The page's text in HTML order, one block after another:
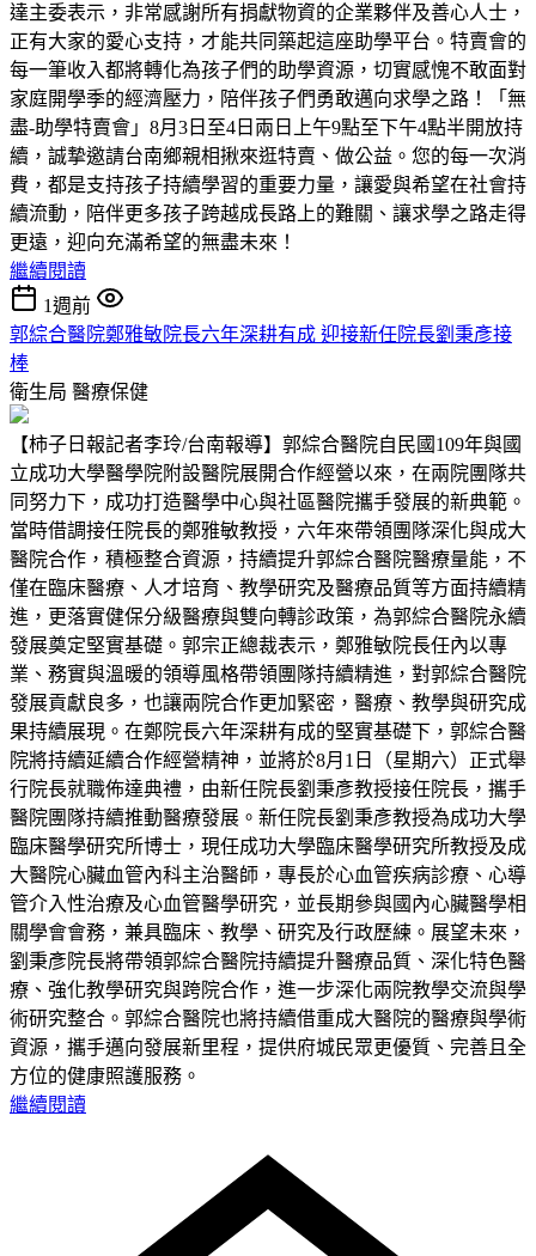
達主委表示，非常感謝所有捐獻物資的企業夥伴及善心人士，
正有大家的愛心支持，才能共同築起這座助學平台。特賣會的
每一筆收入都將轉化為孩子們的助學資源，切實感愧不敢面對
家庭開學季的經濟壓力，陪伴孩子們勇敢邁向求學之路！「無
盡-助學特賣會」8月3日至4日兩日上午9點至下午4點半開放持
續，誠摯邀請台南鄉親相揪來逛特賣、做公益。您的每一次消
費，都是支持孩子持續學習的重要力量，讓愛與希望在社會持
續流動，陪伴更多孩子跨越成長路上的難關、讓求學之路走得
更遠，迎向充滿希望的無盡未來！
繼續閱讀
1週前
郭綜合醫院鄭雅敏院長六年深耕有成 迎接新任院長劉秉彥接
棒
衛生局 醫療保健
【柿子日報記者李玲/台南報導】郭綜合醫院自民國109年與國
立成功大學醫學院附設醫院展開合作經營以來，在兩院團隊共
同努力下，成功打造醫學中心與社區醫院攜手發展的新典範。
當時借調接任院長的鄭雅敏教授，六年來帶領團隊深化與成大
醫院合作，積極整合資源，持續提升郭綜合醫院醫療量能，不
僅在臨床醫療、人才培育、教學研究及醫療品質等方面持續精
進，更落實健保分級醫療與雙向轉診政策，為郭綜合醫院永續
發展奠定堅實基礎。郭宗正總裁表示，鄭雅敏院長任內以專
業、務實與溫暖的領導風格帶領團隊持續精進，對郭綜合醫院
發展貢獻良多，也讓兩院合作更加緊密，醫療、教學與研究成
果持續展現。在鄭院長六年深耕有成的堅實基礎下，郭綜合醫
院將持續延續合作經營精神，並將於8月1日（星期六）正式舉
行院長就職佈達典禮，由新任院長劉秉彥教授接任院長，攜手
醫院團隊持續推動醫療發展。新任院長劉秉彥教授為成功大學
臨床醫學研究所博士，現任成功大學臨床醫學研究所教授及成
大醫院心臟血管內科主治醫師，專長於心血管疾病診療、心導
管介入性治療及心血管醫學研究，並長期參與國內心臟醫學相
關學會會務，兼具臨床、教學、研究及行政歷練。展望未來，
劉秉彥院長將帶領郭綜合醫院持續提升醫療品質、深化特色醫
療、強化教學研究與跨院合作，進一步深化兩院教學交流與學
術研究整合。郭綜合醫院也將持續借重成大醫院的醫療與學術
資源，攜手邁向發展新里程，提供府城民眾更優質、完善且全
方位的健康照護服務。
繼續閱讀